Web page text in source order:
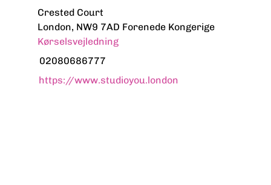
Adresse
Crested Court
London, NW9 7AD Forenede Kongerige
Kørselsvejledning
02080686777
Hjemmeside
https://www.studioyou.london